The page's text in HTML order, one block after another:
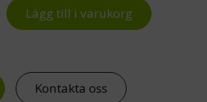
skrivbord Quadro mängd
Lägg till i varukorg
Kontakta oss